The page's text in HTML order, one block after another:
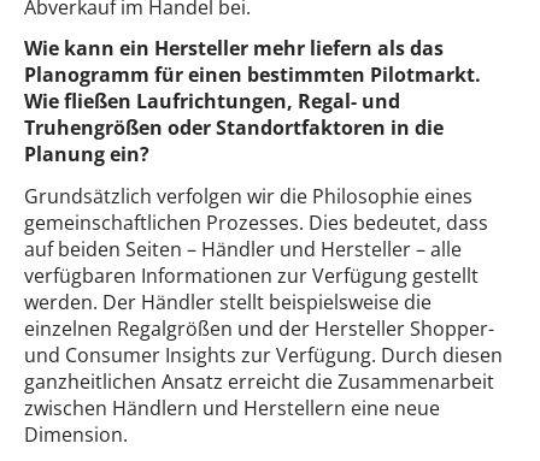
Abverkauf im Handel bei.
Wie kann ein Hersteller mehr liefern als das
Planogramm für einen bestimmten Pilotmarkt.
Wie fließen Laufrichtungen, Regal- und
Truhengrößen oder Standortfaktoren in die
Planung ein?
Grundsätzlich verfolgen wir die Philosophie eines
gemeinschaftlichen Prozesses. Dies bedeutet, dass
auf beiden Seiten – Händler und Hersteller – alle
verfügbaren Informationen zur Verfügung gestellt
werden. Der Händler stellt beispielsweise die
einzelnen Regalgrößen und der Hersteller Shopper-
und Consumer Insights zur Verfügung. Durch diesen
ganzheitlichen Ansatz erreicht die Zusammenarbeit
zwischen Händlern und Herstellern eine neue
Dimension.